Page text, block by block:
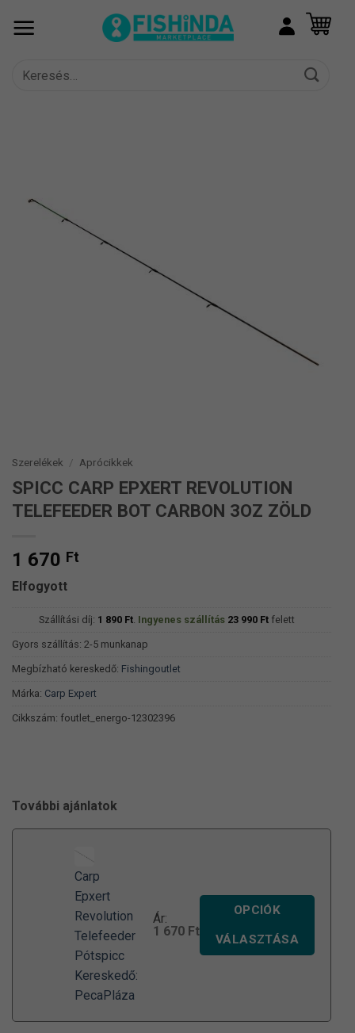
Keresés
Szerelékek / Aprócikkek
SPICC CARP EPXERT REVOLUTION
TELEFEEDER BOT CARBON 3OZ ZÖLD
1 670 Ft
Elfogyott
Szállítási díj: 1 890 Ft. Ingyenes szállítás 23 990 Ftfelett
Gyors szállítás: 2-5 munkanap
Megbízható kereskedő: Fishingoutlet
Márka: Carp Expert
Cikkszám: foutlet_energo-12302396
További ajánlatok
Carp
Epxert
Revolution
Telefeeder
Pótspicc
Kereskedő:
PecaPláza
Ár:
1 670 Ft
OPCIÓK
VÁLASZTÁSA